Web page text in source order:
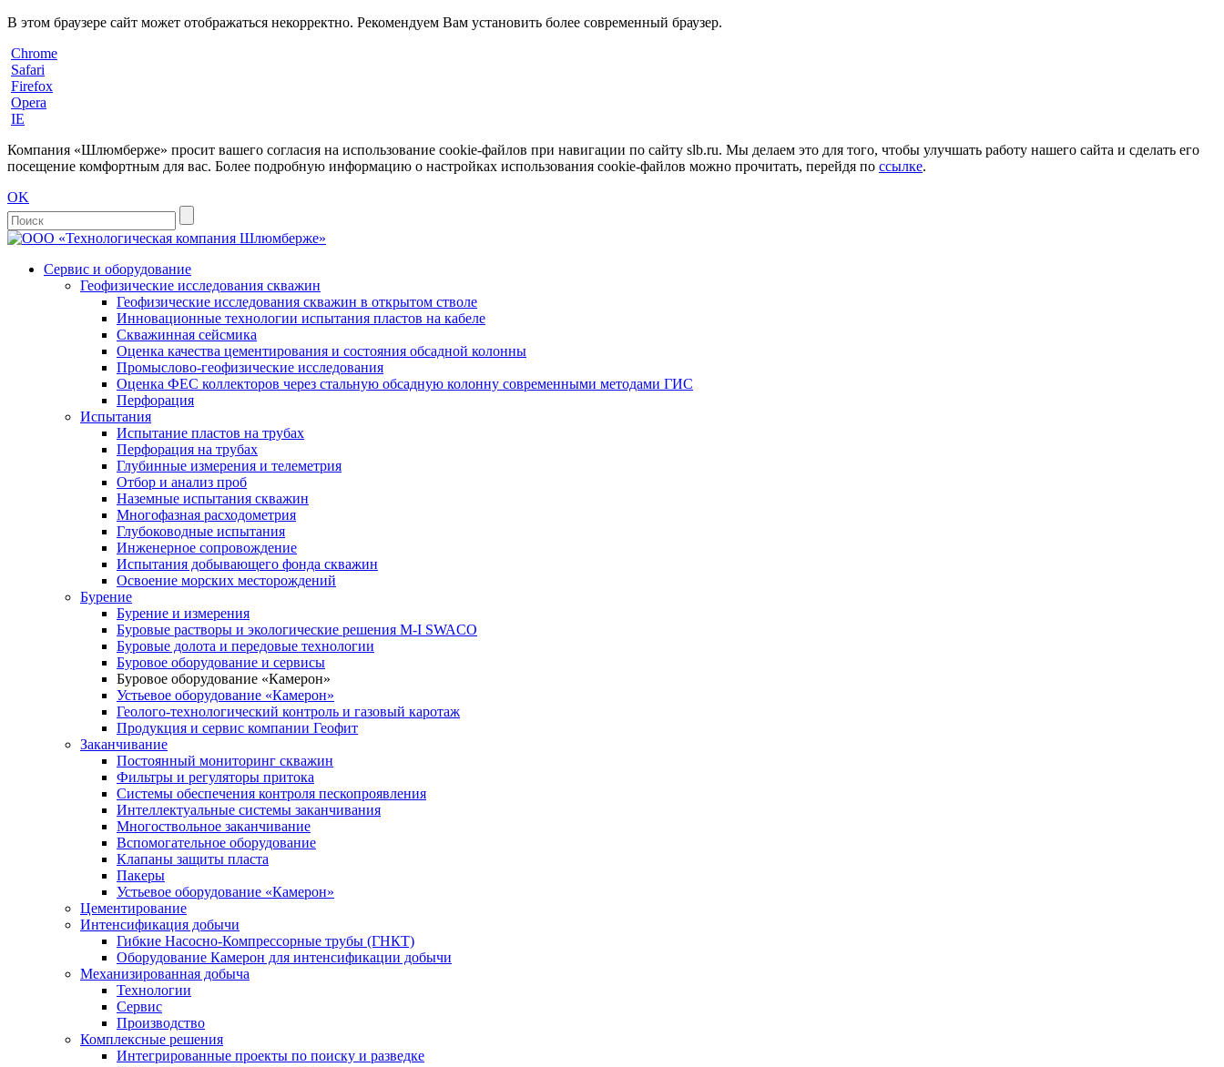
В этом браузере сайт может отображаться некорректно. Рекомендуем Вам установить более современный браузер.
Chrome
Safari
Firefox
Opera
IE
Компания «Шлюмберже» просит вашего согласия на использование cookie-файлов при навигации по сайту slb.ru. Мы делаем это для того, чтобы улучшать работу нашего сайта и сделать его
посещение комфортным для вас. Более подробную информацию о настройках использования cookie-файлов можно прочитать, перейдя по ссылке.
OK
Сервис и оборудование
Геофизические исследования скважин
Геофизические исследования скважин в открытом стволе
Инновационные технологии испытания пластов на кабеле
Скважинная сейсмика
Оценка качества цементирования и состояния обсадной колонны
Промыслово-геофизические исследования
Оценка ФЕС коллекторов через стальную обсадную колонну современными методами ГИС
Перфорация
Испытания
Испытание пластов на трубах
Перфорация на трубах
Глубинные измерения и телеметрия
Отбор и анализ проб
Наземные испытания скважин
Многофазная расходометрия
Глубоководные испытания
Инженерное сопровождение
Испытания добывающего фонда скважин
Освоение морских месторождений
Бурение
Бурение и измерения
Буровые растворы и экологические решения M-I SWACO
Буровые долота и передовые технологии
Буровое оборудование и сервисы
Буровое оборудование «Камерон»
Устьевое оборудование «Камерон»
Геолого-технологический контроль и газовый каротаж
Продукция и сервис компании Геофит
Заканчивание
Постоянный мониторинг скважин
Фильтры и регуляторы притока
Cистемы обеспечения контроля пескопроявления
Интеллектуальные системы заканчивания
Многоствольное заканчивание
Вспомогательное оборудование
Клапаны защиты пласта
Пакеры
Устьевое оборудование «Камерон»
Цементирование
Интенсификация добычи
Гибкие Насосно-Компрессорные трубы (ГНКТ)
Оборудование Камерон для интенсификации добычи
Механизированная добыча
Технологии
Сервис
Производство
Комплексные решения
Интегрированные проекты по поиску и разведке